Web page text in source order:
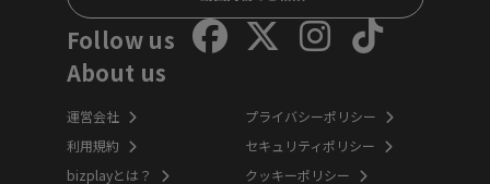
Follow us
About us
運営会社
利用規約
bizplayとは？
プライバシーポリシー
セキュリティポリシー
クッキーポリシー